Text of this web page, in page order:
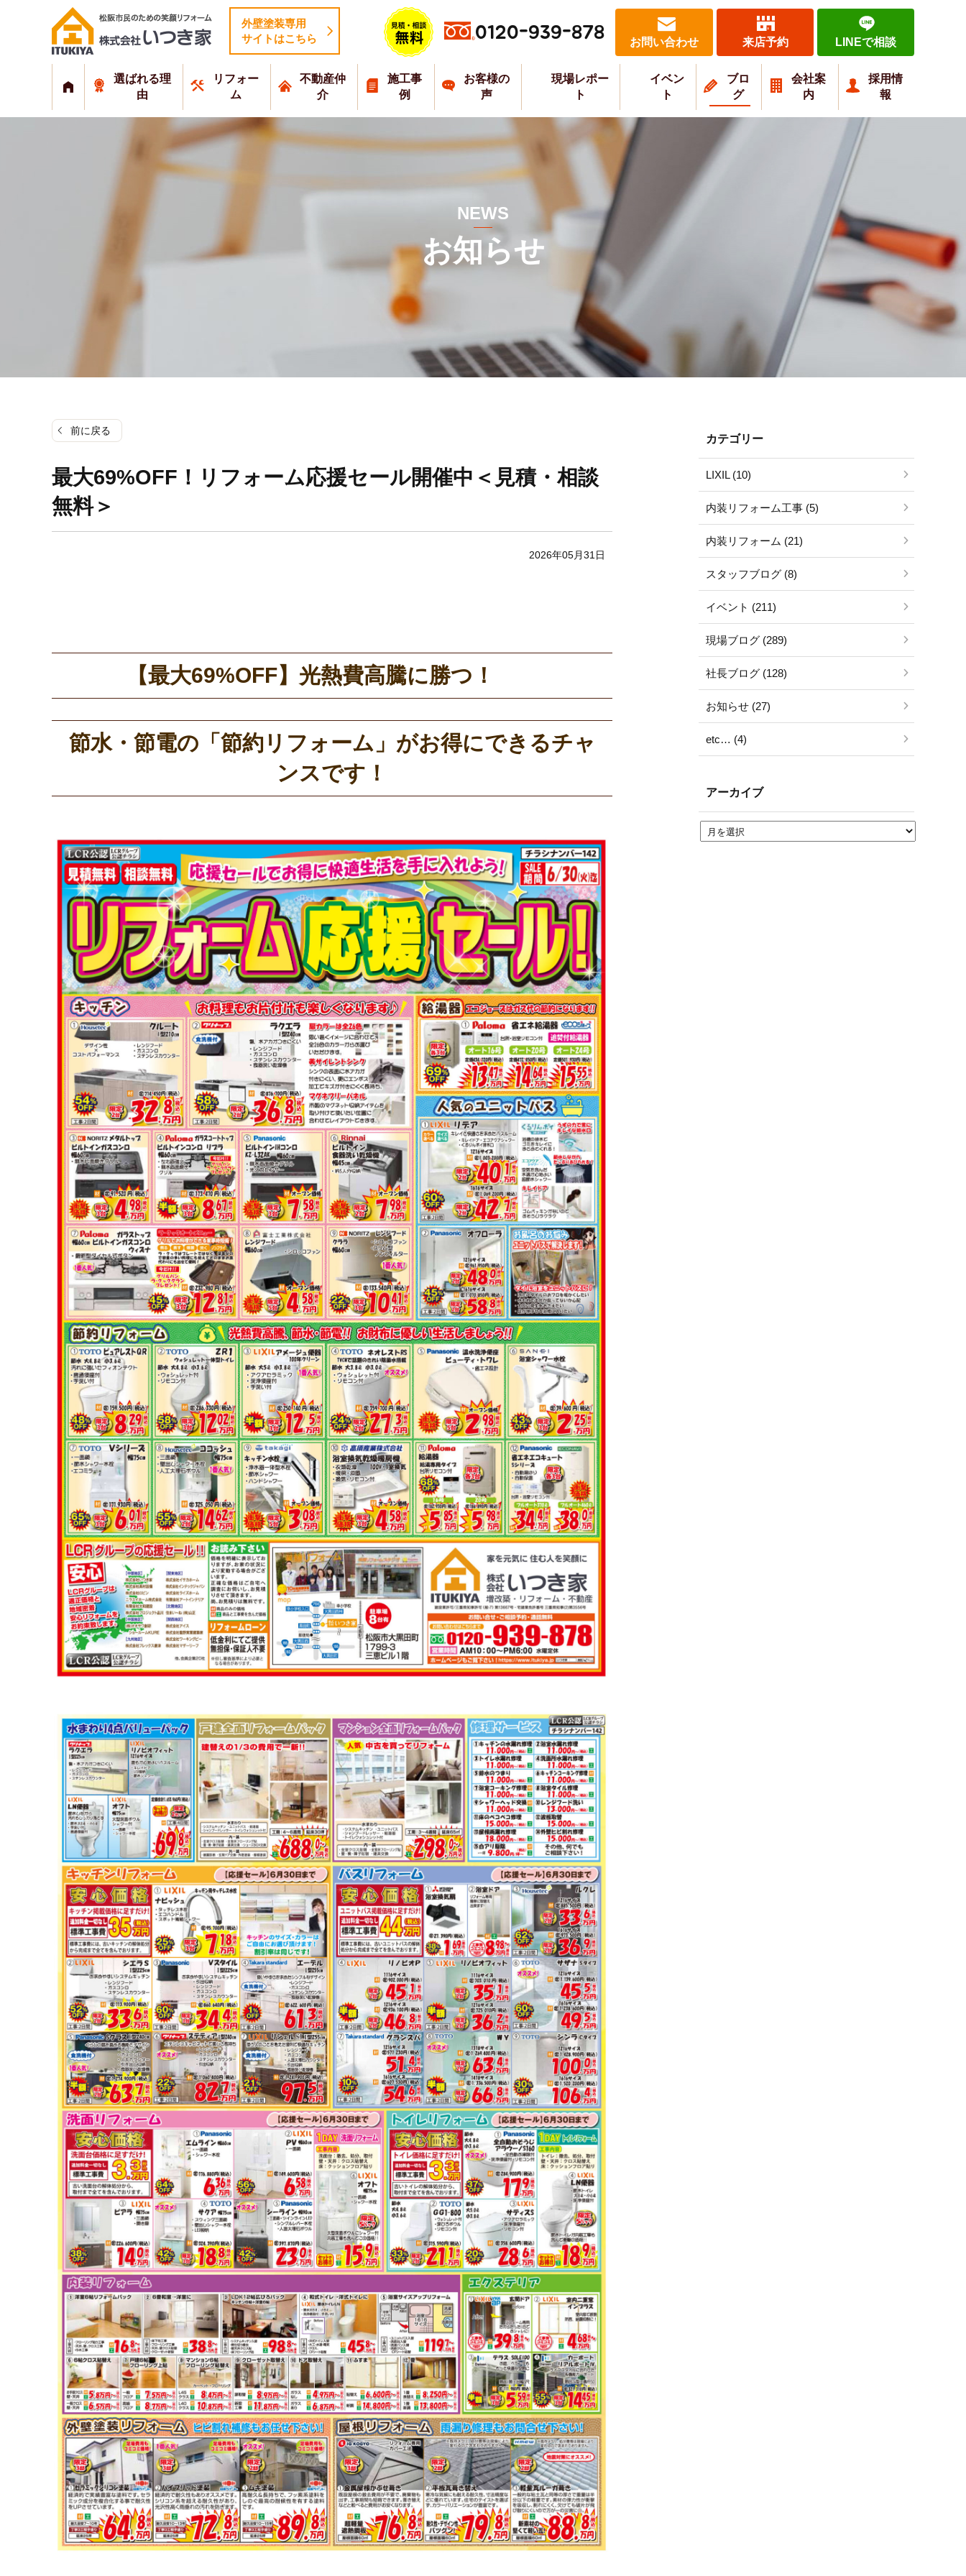
外壁塗装専用
サイトはこちら
0120-939-878 お問い合わせ 来店予約 LINEで相談
選ばれる理
由
リフォー
ム
不動産仲
介
施工事
例
お客様の
声
現場レポー
ト
イベン
ト
ブロ
グ
会社案
内
採用情
報
NEWS
お知らせ
前に戻る
最大69%OFF！リフォーム応援セール開催中＜見積・相談
無料＞
2026年05月31日
【最大69%OFF】光熱費高騰に勝つ！
節水・節電の「節約リフォーム」がお得にできるチャ
ンスです！
カテゴリー
LIXIL (10)
内装リフォーム工事 (5)
内装リフォーム (21)
スタッフブログ (8)
イベント (211)
現場ブログ (289)
社長ブログ (128)
お知らせ (27)
etc… (4)
アーカイブ